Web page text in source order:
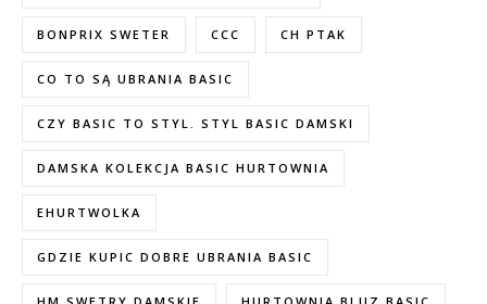
BONPRIX SWETER CCC CH PTAK
CO TO SĄ UBRANIA BASIC
CZY BASIC TO STYL. STYL BASIC DAMSKI
DAMSKA KOLEKCJA BASIC HURTOWNIA
EHURTWOLKA
GDZIE KUPIC DOBRE UBRANIA BASIC